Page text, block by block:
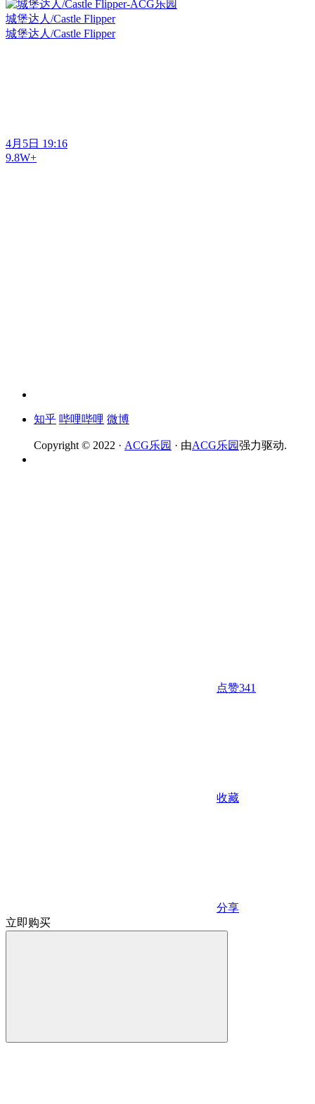
城堡达人/Castle Flipper
城堡达人/Castle Flipper
4月5日 19:16
9.8W+
知乎 哔哩哔哩 微博
Copyright © 2022 · ACG乐园 · 由ACG乐园强力驱动.
点赞341
收藏
分享
立即购买